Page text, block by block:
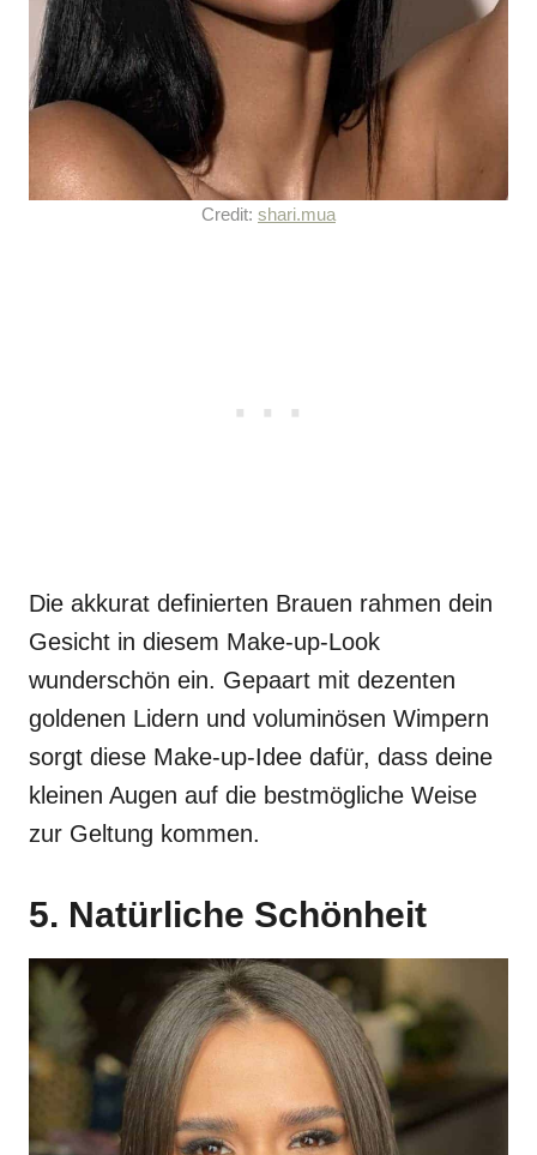
Credit: shari.mua
Die akkurat definierten Brauen rahmen dein
Gesicht in diesem Make-up-Look
wunderschön ein. Gepaart mit dezenten
goldenen Lidern und voluminösen Wimpern
sorgt diese Make-up-Idee dafür, dass deine
kleinen Augen auf die bestmögliche Weise
zur Geltung kommen.
5. Natürliche Schönheit